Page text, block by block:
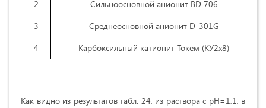
2
Сильноосновной анионит BD 706
3
Среднеосновной анионит D-301G
4
Карбоксильный катионит Токем (КУ2х8)
Как видно из результатов табл. 24, из раствора с рН=1,1, в